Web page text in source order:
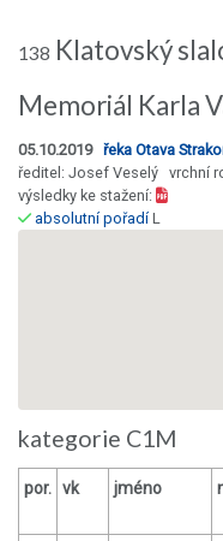
138 Klatovský
Memoriál Karla
05.10.2019 řeka Otava
ředitel: Josef Veselý vrchní
výsledky ke stažení:
absolutní pořadíL
kategorie C1M
por. vk jméno